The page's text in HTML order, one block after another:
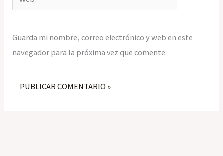
Guarda mi nombre, correo electrónico y web en este
navegador para la próxima vez que comente.